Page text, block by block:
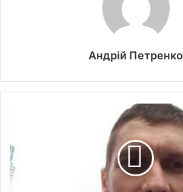
Андрій Петренко